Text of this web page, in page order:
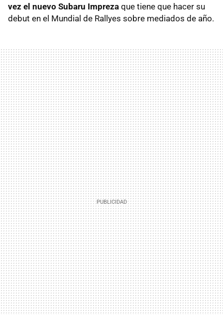
vez el nuevo Subaru Impreza que tiene que hacer su
debut en el Mundial de Rallyes sobre mediados de año.